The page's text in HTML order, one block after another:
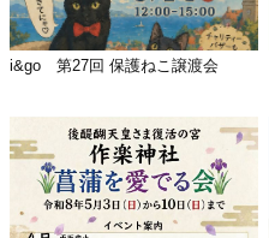
i&go 第27回 保護ねこ譲渡会